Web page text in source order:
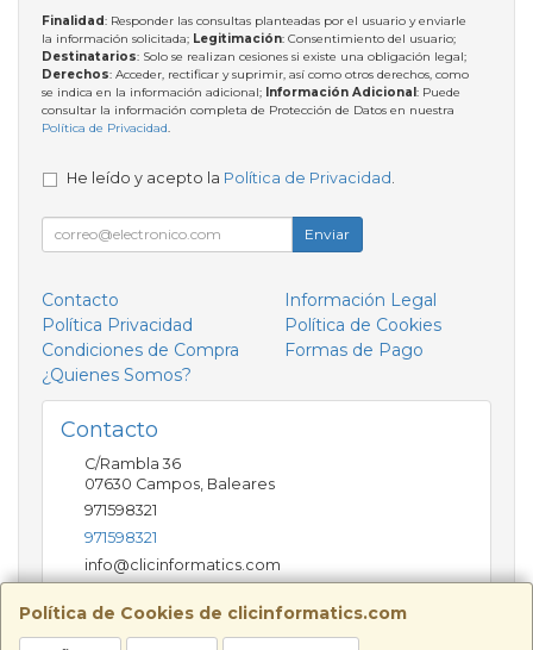
Política de Cookies de clicinformatics.com
Finalidad: Responder las consultas planteadas por el usuario y enviarle
la información solicitada; Legitimación: Consentimiento del usuario;
Destinatarios: Solo se realizan cesiones si existe una obligación legal;
Derechos: Acceder, rectificar y suprimir, así como otros derechos, como
se indica en la información adicional; Información Adicional: Puede
consultar la información completa de Protección de Datos en nuestra
Política de Privacidad.
He leído y acepto la Política de Privacidad
Enviar
Contacto
Información Legal
Política Privacidad
Política de Cookies
Condiciones de Compra
Formas de Pago
¿Quienes Somos?
Contacto
C/Rambla 36
07630 Campos Baleares
971598321
971598321
info@clicinformatics.com
Horario